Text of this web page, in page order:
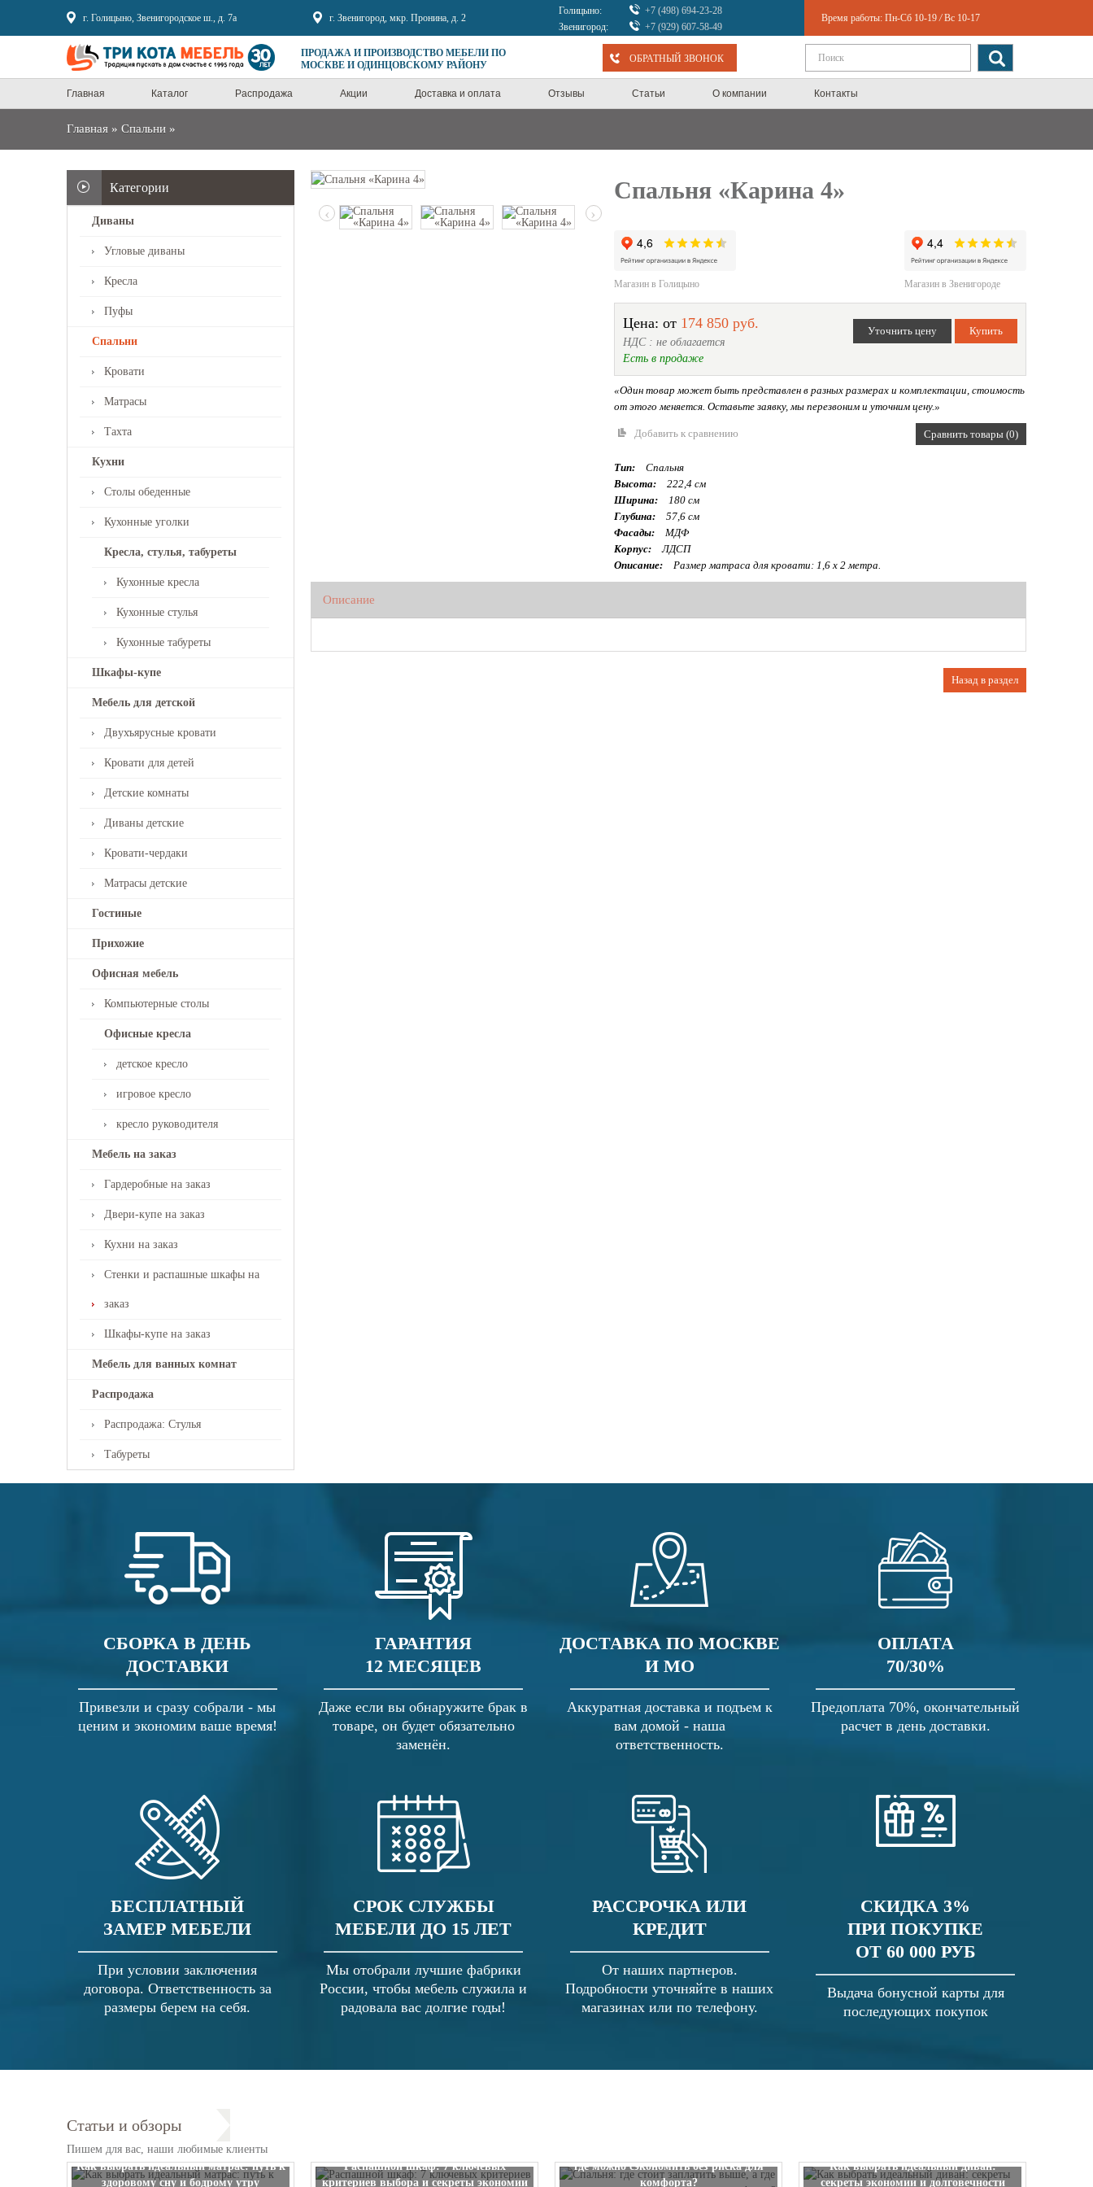
г. Голицыно, Звенигородское ш., д. 7а г. Звенигород, мкр. Пронина, д. 2
Голицыно:
+7 (498) 694-23-28
Звенигород:
+7 (929) 607-58-49
Время работы: Пн-Сб 10-19 / Вс 10-17
ПРОДАЖА И ПРОИЗВОДСТВО МЕБЕЛИ ПО
МОСКВЕ И ОДИНЦОВСКОМУ РАЙОНУ
ОБРАТНЫЙ ЗВОНОК
Главная Каталог Распродажа Акции Доставка и оплата Отзывы Статьи О компании Контакты
Главная » Спальни »
Категории
Диваны
Угловые диваны
Кресла
Пуфы
Спальни
Кровати
Матрасы
Тахта
Кухни
Столы обеденные
Кухонные уголки
Кресла, стулья, табуреты
Кухонные кресла
Кухонные стулья
Кухонные табуреты
Шкафы-купе
Мебель для детской
Двухъярусные кровати
Кровати для детей
Детские комнаты
Диваны детские
Кровати-чердаки
Матрасы детские
Гостиные
Прихожие
Офисная мебель
Компьютерные столы
Офисные кресла
детское кресло
игровое кресло
кресло руководителя
Мебель на заказ
Гардеробные на заказ
Двери-купе на заказ
Кухни на заказ
Стенки и распашные шкафы на
заказ
Шкафы-купе на заказ
Мебель для ванных комнат
Распродажа
Распродажа: Стулья
Табуреты
‹ ›
Спальня «Карина 4»
Магазин в Голицыно Магазин в Звенигороде
Цена: от 174 850 руб.
НДС : не облагается
Есть в продаже
«Один товар может быть представлен в разных размерах и комплектации, стоимость
от этого меняется. Оставьте заявку, мы перезвоним и уточним цену.»
Добавить к сравнению Сравнить товары (0)
Тип:
Спальня
Высота:
222,4 см
Ширина:
180 см
Глубина:
57,6 см
Фасады:
МДФ
Корпус:
ЛДСП
Описание:
Размер матраса для кровати: 1,6 х 2 метра.
Описание
Назад в раздел
СБОРКА В ДЕНЬ
ДОСТАВКИ
Привезли и сразу собрали - мы
ценим и экономим ваше время!
ГАРАНТИЯ
12 МЕСЯЦЕВ
Даже если вы обнаружите брак в
товаре, он будет обязательно
заменён.
ДОСТАВКА ПО МОСКВЕ
И МО
Аккуратная доставка и подъем к
вам домой - наша
ответственность.
ОПЛАТА
70/30%
Предоплата 70%, окончательный
расчет в день доставки.
БЕСПЛАТНЫЙ
ЗАМЕР МЕБЕЛИ
При условии заключения
договора. Ответственность за
размеры берем на себя.
СРОК СЛУЖБЫ
МЕБЕЛИ ДО 15 ЛЕТ
Мы отобрали лучшие фабрики
России, чтобы мебель служила и
радовала вас долгие годы!
РАССРОЧКА ИЛИ
КРЕДИТ
От наших партнеров.
Подробности уточняйте в наших
магазинах или по телефону.
СКИДКА 3%
ПРИ ПОКУПКЕ
ОТ 60 000 РУБ
Выдача бонусной карты для
последующих покупок
Статьи и обзоры
Пишем для вас, наши любимые клиенты
Как выбрать идеальный матрас: путь к
здоровому сну и бодрому утру
Распашной шкаф: 7 ключевых
критериев выбора и секреты экономии
где можно сэкономить без риска для
комфорта?
Как выбрать идеальный диван:
секреты экономии и долговечности